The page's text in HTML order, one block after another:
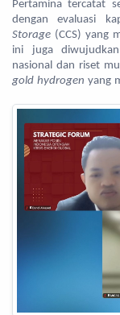
Pertamina tercatat
dengan evaluasi
Storage (CCS) yang
ini juga
nasional dan riset
gold hydrogen yang